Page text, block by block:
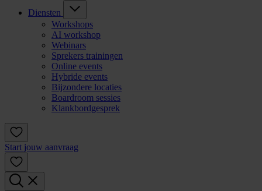
Diensten
Workshops
AI workshop
Webinars
Sprekers trainingen
Online events
Hybride events
Bijzondere locaties
Boardroom sessies
Klankbordgesprek
Start jouw aanvraag